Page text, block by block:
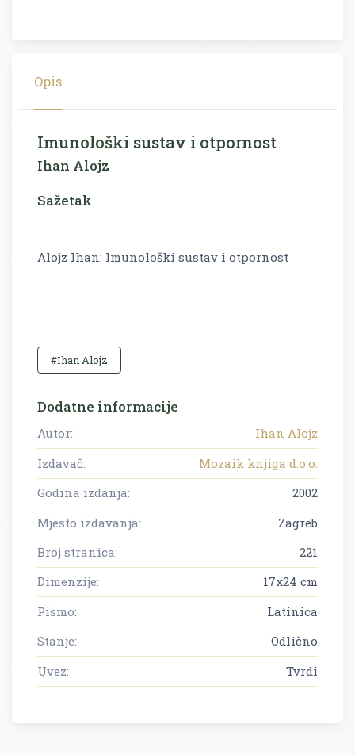
Opis
Imunološki sustav i otpornost
Ihan Alojz
Sažetak
Alojz Ihan: Imunološki sustav i otpornost
#Ihan Alojz
Dodatne informacije
Autor:
Ihan Alojz
Izdavač:
Mozaik knjiga d.o.o.
Godina izdanja:
2002
Mjesto izdavanja:
Zagreb
Broj stranica:
221
Dimenzije:
17x24 cm
Pismo:
Latinica
Stanje:
Odlično
Uvez:
Tvrdi